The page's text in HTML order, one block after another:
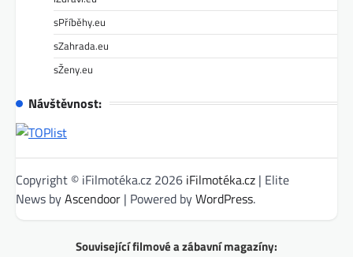
sPříběhy.eu
sZahrada.eu
sŽeny.eu
Návštěvnost:
Copyright © iFilmotéka.cz 2026 iFilmotéka.cz | Elite
News byAscendoor | Powered byWordPress.
Související filmové a zábavní magazíny: